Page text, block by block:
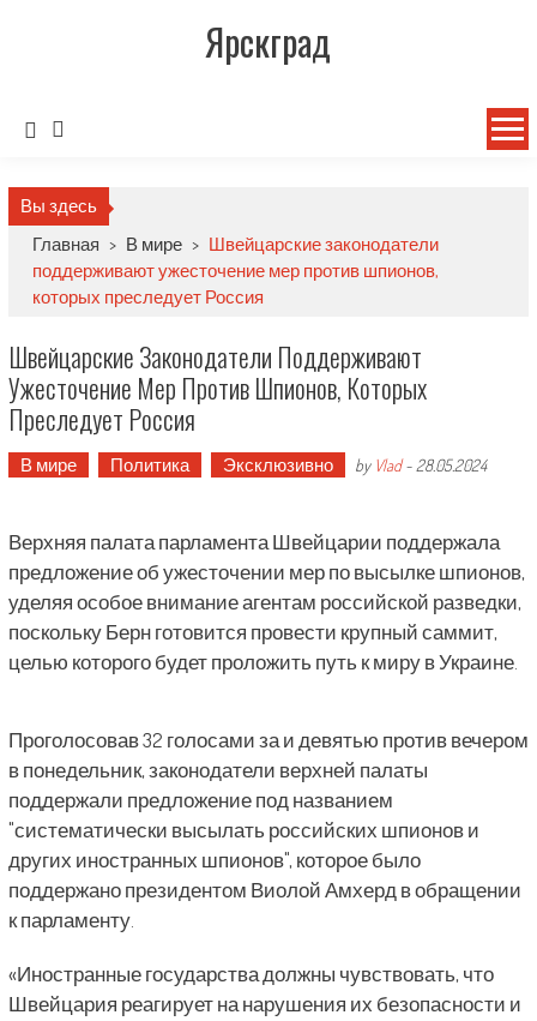
Ярскград
Вы здесь
Главная > В мире > Швейцарские законодатели
поддерживают ужесточение мер против шпионов,
которых преследует Россия
Швейцарские Законодатели Поддерживают
Ужесточение Мер Против Шпионов, Которых
Преследует Россия
В мире Политика Эксклюзивно by Vlad- 28.05.2024
Верхняя палата парламента Швейцарии поддержала
предложение об ужесточении мер по высылке шпионов,
уделяя особое внимание агентам российской разведки,
поскольку Берн готовится провести крупный саммит,
целью которого будет проложить путь к миру в Украине.
Проголосовав 32 голосами за и девятью против вечером
в понедельник, законодатели верхней палаты
поддержали предложение под названием
"систематически высылать российских шпионов и
других иностранных шпионов", которое было
поддержано президентом Виолой Амхерд в обращении
к парламенту.
«Иностранные государства должны чувствовать, что
Швейцария реагирует на нарушения их безопасности и